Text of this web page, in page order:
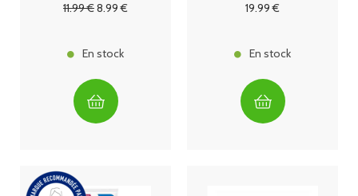
11.99€8.99 €
En stock
200ml
19.99 €
En stock